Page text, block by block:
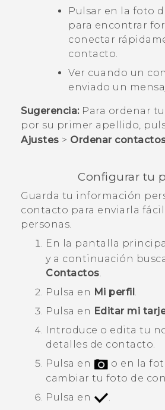
Pulsar en la foto
para encontrar
conectar
contacto.
Ver cuando un
enviado un
Sugerencia:Para ordenar
por su primer apellido,
Ajustes > Ordenar
Configurar tu
Guarda tu información
contacto para enviarla
personas.
En la pantalla principal
y a continuación
Contactos
Pulsa en Mi perfil
Pulsa en Editar mi
Introduce o edita tu
detalles de contacto.
Pulsa en
o en la
cambiar tu foto de
Pulsa en
.